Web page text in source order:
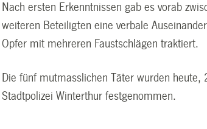
Nach ersten Erkenntnissen gab es vorab
weiteren Beteiligten eine verbale
Opfer mit mehreren Faustschlägen traktiert.
Die fünf mutmasslichen Täter wurden
Stadtpolizei Winterthur festgenommen.